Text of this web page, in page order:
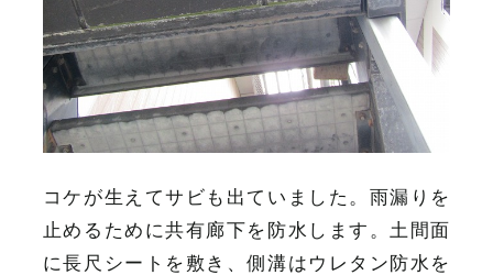
コケが生えてサビも出ていました。雨漏りを
止めるために共有廊下を防水します。土間面
に長尺シートを敷き、側溝はウレタン防水を